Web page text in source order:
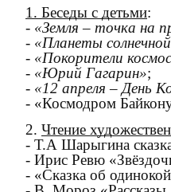
1. Беседы с детьми:
- «Земля – точка на
- «Планеты
- «Покорители
- «Юрий Гагарин»;
- «12 апреля – День
- «Космодром
2. Чтение
- Т.А Шарыгина
- Ирис Ревю
- «Сказка об